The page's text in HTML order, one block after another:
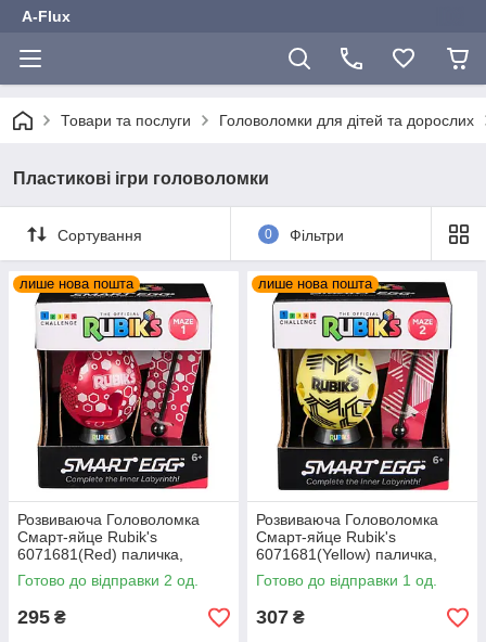
A-Flux
Товари та послуги Головоломки для дітей та дорослих
Пластикові ігри головоломки
Сортування 0 Фільтри
лише нова пошта
Розвиваюча Головоломка
Смарт-яйце Rubik's
6071681(Red) паличка,
підставка
Готово до відправки 2 од.
295 ₴
лише нова пошта
Розвиваюча Головоломка
Смарт-яйце Rubik's
6071681(Yellow) паличка,
підставка
Готово до відправки 1 од.
307 ₴